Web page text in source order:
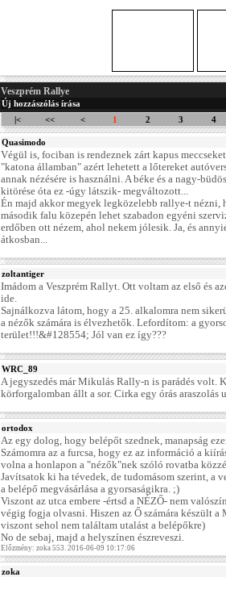
Veszprém Rallye
Új hozzászólás írása
|<
<< < 1 2 3 4
Quasimodo
Végül is, fociban is rendeznek zárt kapus
"katona államban" azért lehetett a lőtereket
annak nézésére is használni. A béke és a nagy-
kitörése óta ez -úgy látszik- megváltozott...
Én majd akkor megyek legközelebb rallye-t nézni,
második falu közepén lehet szabadon egyéni
erdőben ott nézem, ahol nekem jólesik. Ja, és
átkosban...
zoltantiger
Imádom a Veszprém Rallyt. Ott voltam az első és
ide.
Sajnálkozva látom, hogy a 25. alkalomra nem
a nézők számára is élvezhetők. Lefordítom: a
terület!!!&#128554; Jól van ez így???
WRC_89
A jegyszedés már Mikulás Rally-n is parádés volt.
körforgalomban állt a sor. Cirka egy órás araszolás
ortodox
Az egy dolog, hogy belépőt szednek, manapság
Számomra az a furcsa, hogy ez az információ a
volna a honlapon a "nézők"nek szóló rovatba
Javítsatok ki ha tévedek, de tudomásom szerint, a
a belépő megvásárlása a gyorsaságikra. ;)
Viszont az utca embere -értsd a NÉZŐ- nem
végig fogja olvasni. Hiszen az Ő számára készült a
viszont sehol nem találtam utalást a belépőkre)
No de sebaj, majd a helyszínen észreveszi.
Előzmény: zoka 553. 2016-06-09 10:17:06
zoka